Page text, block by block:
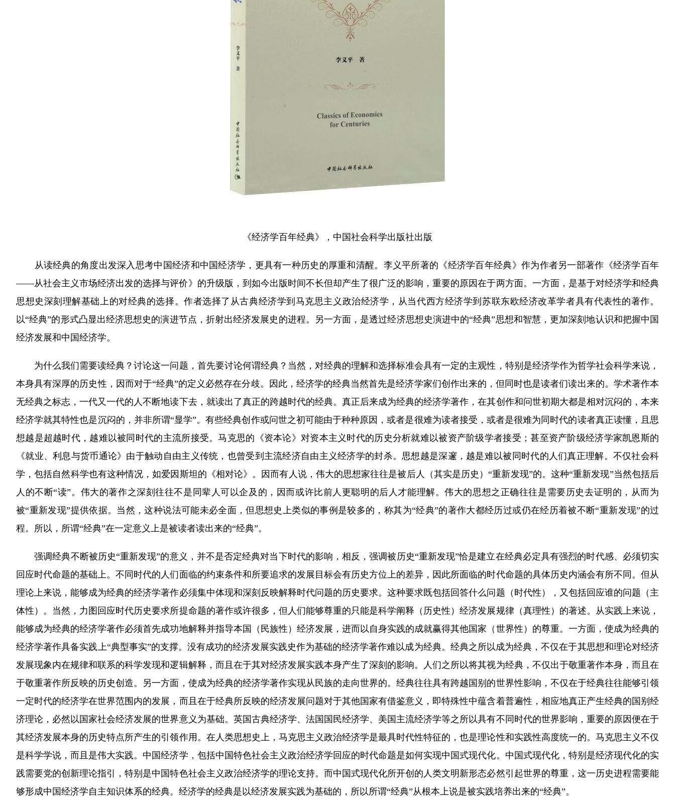
《经济学百年经典》，中国社会科学出版社出版
从读经典的角度出发深入思考中国经济和中国经济学，更具有一种历史的厚重和清醒。李义平所著的《经济学百年经典》作为作者另一部著作《经济学百年
——从社会主义市场经济出发的选择与评价》的升级版，到如今出版时间不长但却产生了很广泛的影响，重要的原因在于两方面。一方面，是基于对经济学和经典
思想史深刻理解基础上的对经典的选择。作者选择了从古典经济学到马克思主义政治经济学，从当代西方经济学到苏联东欧经济改革学者具有代表性的著作。
以“经典”的形式凸显出经济思想史的演进节点，折射出经济发展史的进程。另一方面，是透过经济思想史演进中的“经典”思想和智慧，更加深刻地认识和把握中国
经济发展和中国经济学。
为什么我们需要读经典？讨论这一问题，首先要讨论何谓经典？当然，对经典的理解和选择标准会具有一定的主观性，特别是经济学作为哲学社会科学来说，
本身具有深厚的历史性，因而对于“经典”的定义必然存在分歧。因此，经济学的经典当然首先是经济学家们创作出来的，但同时也是读者们读出来的。学术著作本
无经典之标志，一代又一代的人不断地读下去，就读出了真正的跨越时代的经典。真正后来成为经典的经济学著作，在其创作和问世初期大都是相对沉闷的，本来
经济学就其特性也是沉闷的，并非所谓“显学”。有些经典创作或问世之初可能由于种种原因，或者是很难为读者接受，或者是很难为同时代的读者真正读懂，且思
想越是超越时代，越难以被同时代的主流所接受。马克思的《资本论》对资本主义时代的历史分析就难以被资产阶级学者接受；甚至资产阶级经济学家凯恩斯的
《就业、利息与货币通论》由于触动自由主义传统，也曾受到主流经济自由主义经济学的封杀。思想越是深邃，越是难以被同时代的人们真正理解。不仅社会科
学，包括自然科学也有这种情况，如爱因斯坦的《相对论》。因而有人说，伟大的思想家往往是被后人（其实是历史）“重新发现”的。这种“重新发现”当然包括后
人的不断“读”。伟大的著作之深刻往往不是同辈人可以企及的，因而或许比前人更聪明的后人才能理解。伟大的思想之正确往往是需要历史去证明的，从而为
被“重新发现”提供依据。当然，这种说法可能未必全面，但思想史上类似的事例是较多的，称其为“经典”的著作大都经历过或仍在经历着被不断“重新发现”的过
程。所以，所谓“经典”在一定意义上是被读者读出来的“经典”。
强调经典不断被历史“重新发现”的意义，并不是否定经典对当下时代的影响，相反，强调被历史“重新发现”恰是建立在经典必定具有强烈的时代感、必须切实
回应时代命题的基础上。不同时代的人们面临的约束条件和所要追求的发展目标会有历史方位上的差异，因此所面临的时代命题的具体历史内涵会有所不同。但从
理论上来说，能够成为经典的经济学著作必须集中体现和深刻反映解释时代问题的历史要求。这种要求既包括回答什么问题（时代性），又包括回应谁的问题（主
体性）。当然，力图回应时代历史要求所提命题的著作或许很多，但人们能够尊重的只能是科学阐释（历史性）经济发展规律（真理性）的著述。从实践上来说，
能够成为经典的经济学著作必须首先成功地解释并指导本国（民族性）经济发展，进而以自身实践的成就赢得其他国家（世界性）的尊重。一方面，使成为经典的
经济学著作具备实践上“典型事实”的支撑。没有成功的经济发展实践史作为基础的经济学著作难以成为经典。经典之所以成为经典，不仅在于其思想和理论对经济
发展现象内在规律和联系的科学发现和逻辑解释，而且在于其对经济发展实践本身产生了深刻的影响。人们之所以将其视为经典，不仅出于敬重著作本身，而且在
于敬重著作所反映的历史创造。另一方面，使成为经典的经济学著作实现从民族的走向世界的。经典往往具有跨越国别的世界性影响，不仅在于经典往往能够引领
一定时代的经济学在世界范围内的发展，而且在于经典所反映的经济发展问题对于其他国家有借鉴意义，即特殊性中蕴含着普遍性，相应地真正产生经典的国别经
济理论，必然以国家社会经济发展的世界意义为基础。英国古典经济学、法国国民经济学、美国主流经济学等之所以具有不同时代的世界影响，重要的原因便在于
其经济发展本身的历史特点所产生的引领作用。在人类思想史上，马克思主义政治经济学是最具时代性特征的，也是理论性和实践性高度统一的。马克思主义不仅
是科学学说，而且是伟大实践。中国经济学，包括中国特色社会主义政治经济学回应的时代命题是如何实现中国式现代化。中国式现代化，特别是经济现代化的实
践需要党的创新理论指引，特别是中国特色社会主义政治经济学的理论支持。而中国式现代化所开创的人类文明新形态必然引起世界的尊重，这一历史进程需要能
够形成中国经济学自主知识体系的经典。经济学的经典是以经济发展实践为基础的，所以所谓“经典”从根本上说是被实践培养出来的“经典”。